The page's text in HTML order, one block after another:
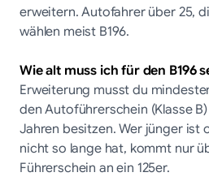
erweitern. Autofahrer über 25,
wählen meist B196.
Wie alt muss ich für den B196
Erweiterung musst du
den Autoführerschein (Klasse
Jahren besitzen. Wer jünger ist
nicht so lange hat, kommt nur
Führerschein an ein 125er.